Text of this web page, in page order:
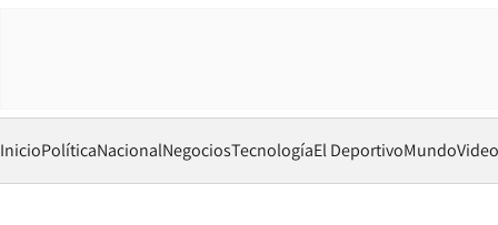
InicioPolíticaNacionalNegociosTecnologíaEl DeportivoMundo